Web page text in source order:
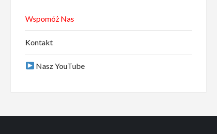
Wspomóż Nas
Kontakt
Nasz YouTube